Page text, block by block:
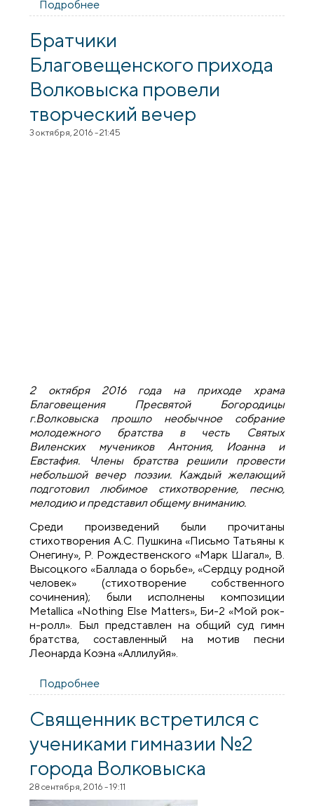
Подробнее
состоялась встреча на тему «Библия о
Братчики
Благовещенского прихода
Волковыска провели
творческий вечер
3 октября, 2016 - 21:45
2 октября 2016 года на приходе храма
Благовещения Пресвятой Богородицы
г.Волковыска прошло необычное собрание
молодежного братства в честь Святых
Виленских мучеников Антония, Иоанна и
Евстафия. Члены братства решили провести
небольшой вечер поэзии. Каждый желающий
подготовил любимое стихотворение, песню,
мелодию и представил общему вниманию.
Среди произведений были прочитаны
стихотворения А.С. Пушкина «Письмо Татьяны к
Онегину», Р. Рождественского «Марк Шагал», В.
Высоцкого «Баллада о борьбе», «Сердцу родной
человек» (стихотворение собственного
сочинения); были исполнены композиции
Metallica «Nothing Else Matters», Би-2 «Мой рок-
н-ролл». Был представлен на общий суд гимн
братства, составленный на мотив песни
Леонарда Коэна «Аллилуйя».
Подробнее
Волковыска провели творческий вечер
Священник встретился с
учениками гимназии №2
города Волковыска
28 сентября, 2016 - 19:11